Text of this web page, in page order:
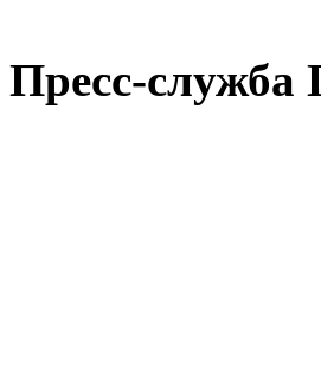
Пресс-служба